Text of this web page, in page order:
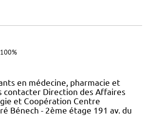
100%
en médecine, pharmacie et
contacter Direction des Affaires
et Coopération Centre
Bénech - 2ème étage 191 av. du